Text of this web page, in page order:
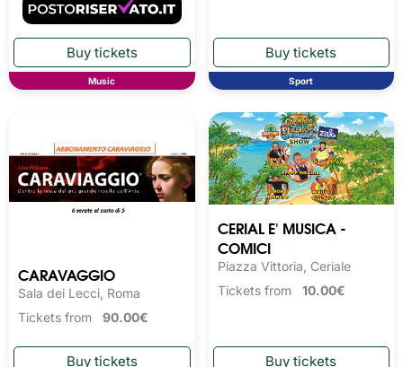
Music Sport
CARAVAGGIO
Sala dei Lecci, Roma
Tickets from 90.00€
CERIAL E' MUSICA -
COMICI
Piazza Vittoria, Ceriale
Tickets from 10.00€